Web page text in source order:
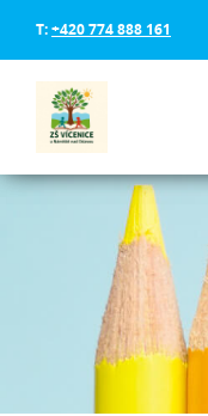
T:+420 774 888 161